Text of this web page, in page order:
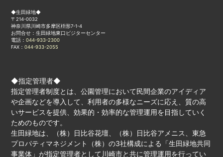
◆生田緑地◆
〒214-0032
神奈川県川崎市多摩区枡形7-1-4
お問合せ：生田緑地東口ビジターセンター
電話：044-933-2300
FAX：044-933-2055
◆指定管理者◆
指定管理者制度とは、公園管理において民間企業のアイディア
や企画などを導入して、利用者の多様なニーズに応え、質の高
いサービスを提供、効果的・効率的な管理運用を目指していく
ためのものです。
生田緑地は、（株）日比谷花壇、（株）日比谷アメニス、東急
プロパティマネジメント（株）の3社構成による「生田緑地共同
事業体」が指定管理者として川崎市と共に管理運用を行ってい